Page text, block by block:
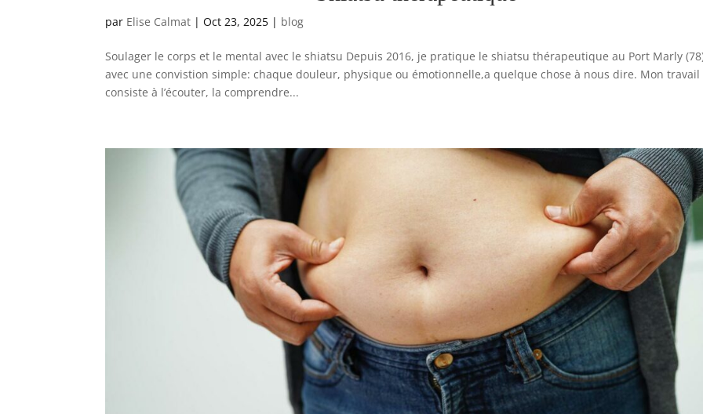
par Elise Calmat |Oct 23, 2025 | blog
Soulager le corps et le mental avec le shiatsu Depuis 2016, je pratique le shiatsu thérapeutique au Port Marly
avec une convistion simple: chaque douleur, physique ou émotionnelle,a quelque chose à nous dire. Mon travail
consiste à l’écouter, la comprendre...